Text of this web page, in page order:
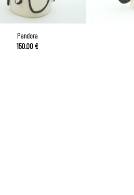
Pandora
150.00€